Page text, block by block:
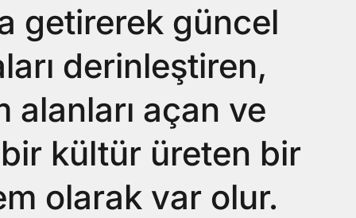
getirerek güncel
derinleştiren,
alanları açan ve
kültür üreten bir
olarak var olur.